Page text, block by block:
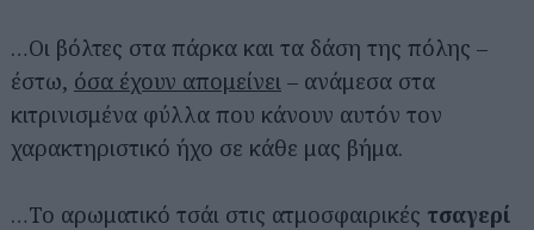
…Οι βόλτες στα πάρκα και τα δάση της πόλης –
έστω, όσα έχουν απομείνει – ανάμεσα στα
κιτρινισμένα φύλλα που κάνουν αυτόν τον
χαρακτηριστικό ήχο σε κάθε μας βήμα.
…Το αρωματικό τσάι στις ατμοσφαιρικές τσαγερί